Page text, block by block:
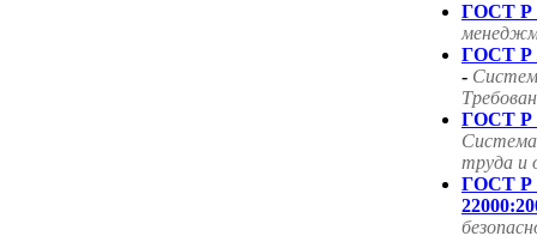
ГОСТ Р
ГОСТ Р
-
ГОСТ Р
труда и
ГОСТ